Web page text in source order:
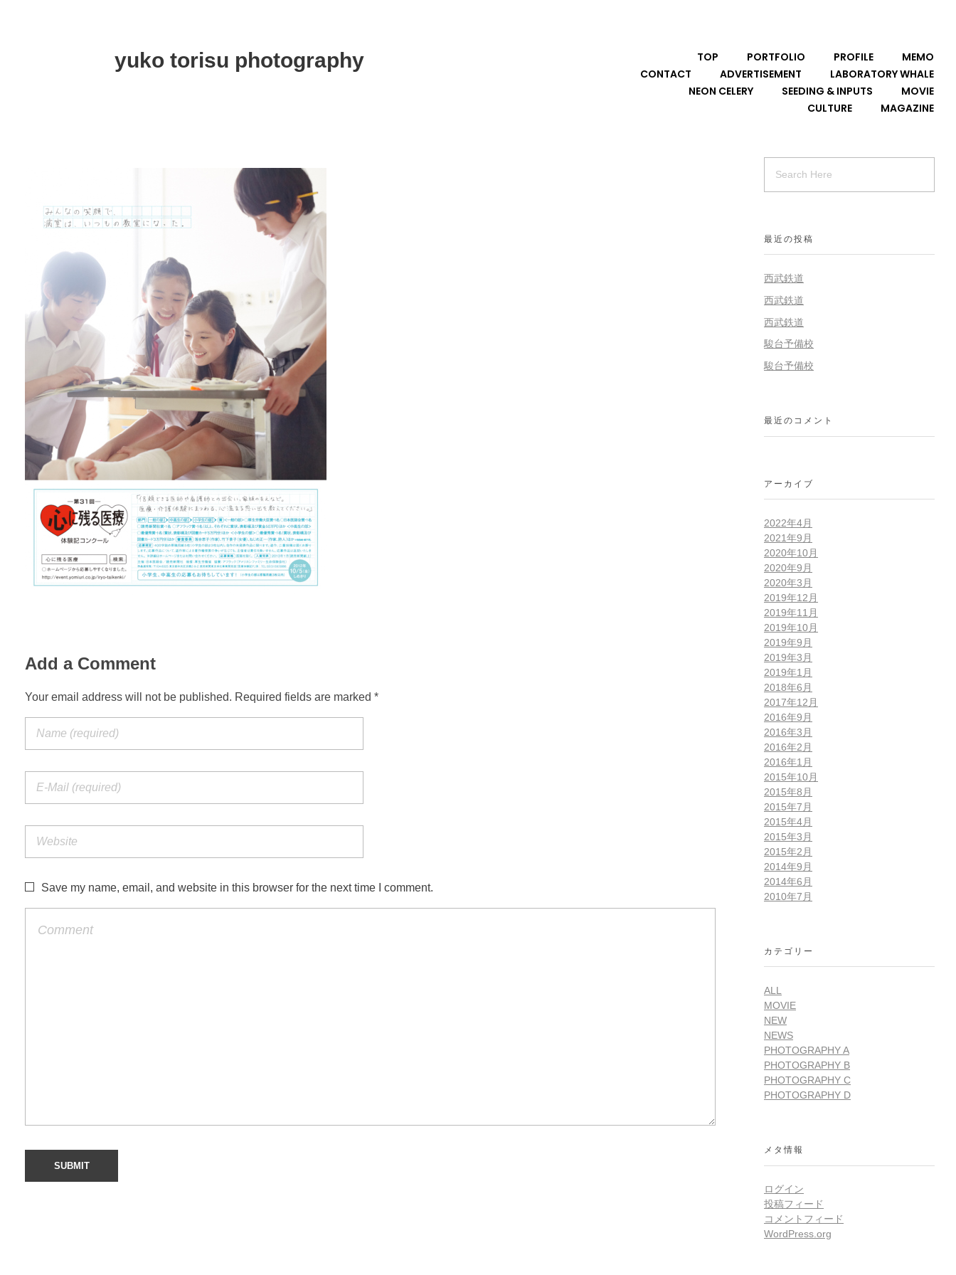
yuko torisu photography TOP PORTFOLIO PROFILE
MEMO
CONTACT
ADVERTISEMENT
LABORATORY WHALE
NEON CELERY
SEEDING & INPUTS
MOVIE
CULTURE
MAGAZINE
Add a Comment
Your email address will not be published. Required fields are marked *
Save my name, email, and website in this browser for the next time I comment.
最近の投稿
西武鉄道
西武鉄道
西武鉄道
駿台予備校
駿台予備校
最近のコメント
アーカイブ
2022年4月
2021年9月
2020年10月
2020年9月
2020年3月
2019年12月
2019年11月
2019年10月
2019年9月
2019年3月
2019年1月
2018年6月
2017年12月
2016年9月
2016年3月
2016年2月
2016年1月
2015年10月
2015年8月
2015年7月
2015年4月
2015年3月
2015年2月
2014年9月
2014年6月
2010年7月
カテゴリー
ALL
MOVIE
NEW
NEWS
PHOTOGRAPHY A
PHOTOGRAPHY B
PHOTOGRAPHY C
PHOTOGRAPHY D
メタ情報
ログイン
投稿フィード
コメントフィード
WordPress.org